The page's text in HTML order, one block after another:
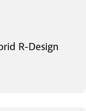
R-Design